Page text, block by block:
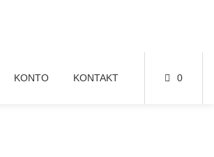
KONTO KONTAKT 0